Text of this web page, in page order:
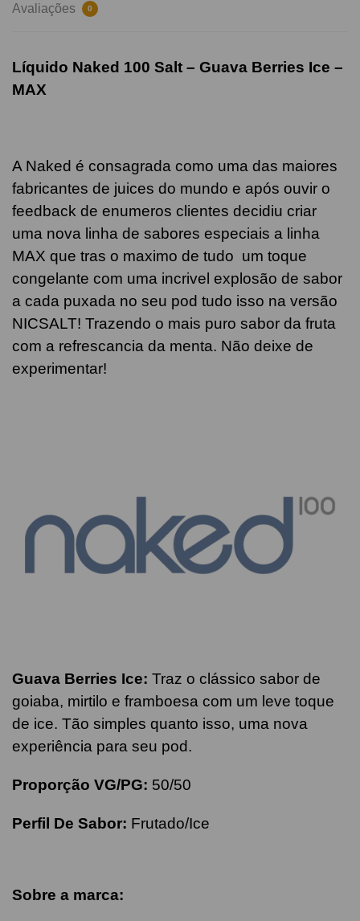
Avaliações 0
Líquido Naked 100 Salt – Guava Berries Ice –
MAX
A Naked é consagrada como uma das maiores
fabricantes de juices do mundo e após ouvir o
feedback de enumeros clientes decidiu criar
uma nova linha de sabores especiais a linha
MAX que tras o maximo de tudo um toque
congelante com uma incrivel explosão de sabor
a cada puxada no seu pod tudo isso na versão
NICSALT! Trazendo o mais puro sabor da fruta
com a refrescancia da menta. Não deixe de
experimentar!
Guava Berries Ice: Traz o clássico sabor de
goiaba, mirtilo e framboesa com um leve toque
de ice. Tão simples quanto isso, uma nova
experiência para seu pod.
Proporção VG/PG: 50/50
Perfil De Sabor: Frutado/Ice
Sobre a marca: